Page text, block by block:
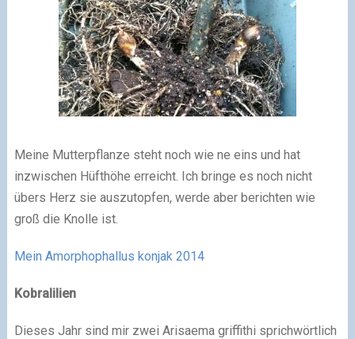
Meine Mutterpflanze steht noch wie ne eins und hat
inzwischen Hüfthöhe erreicht. Ich bringe es noch nicht
übers Herz sie auszutopfen, werde aber berichten wie
groß die Knolle ist.
Mein Amorphophallus konjak 2014
Kobralilien
Dieses Jahr sind mir zwei Arisaema griffithi sprichwörtlich